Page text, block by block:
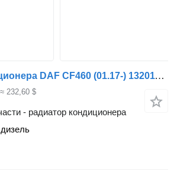
Радиатор кондиционера DAF CF460 (01.17-) 1320112 1955411 для тягача DAF CF450, CF460 (2017-)
≈ 232,60 $
- радиатор кондиционера
дизель